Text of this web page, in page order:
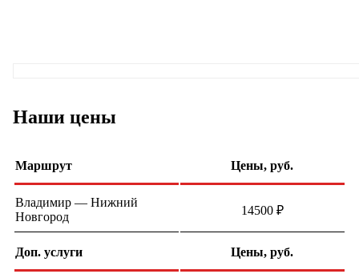
Наши цены
Маршрут Цены, руб.
Владимир — Нижний
Новгород
14500 ₽
Доп. услуги Цены, руб.